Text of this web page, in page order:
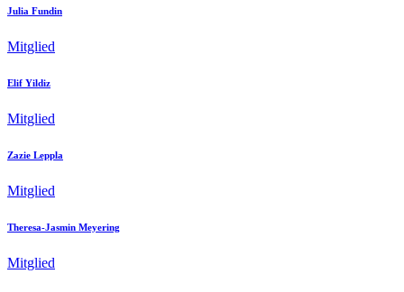
Julia Fundin
Mitglied
Elif Yildiz
Mitglied
Zazie Leppla
Mitglied
Theresa-Jasmin Meyering
Mitglied